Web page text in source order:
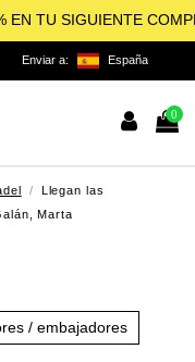
EN TU SIGUIENTE
Enviar a: España
0
Llegan las
Marta
/ embajadores